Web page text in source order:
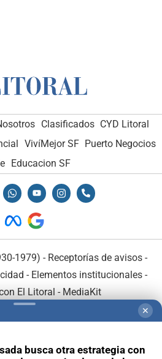
Clasificados CYD Litoral
VivíMejor SF Puerto Negocios
Educacion SF
1979) - Receptorías de avisos -
- Elementos institucionales-
El Litoral - MediaKit
✕
busca otra estrategia con